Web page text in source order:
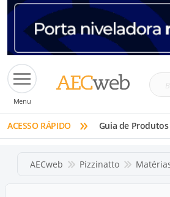
Menu
tinta,
etc
ACESSO RÁPIDO » Guia de Produtos
AECweb Pizzinatto